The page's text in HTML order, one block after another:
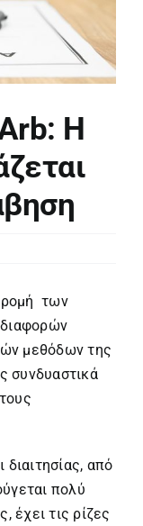
Η
των
μεθόδων της
συνδυαστικά
από
πολύ
έχει τις ρίζες